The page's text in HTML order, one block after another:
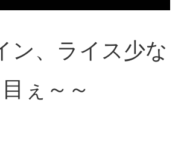
ン、ライス少な
目ぇ～～